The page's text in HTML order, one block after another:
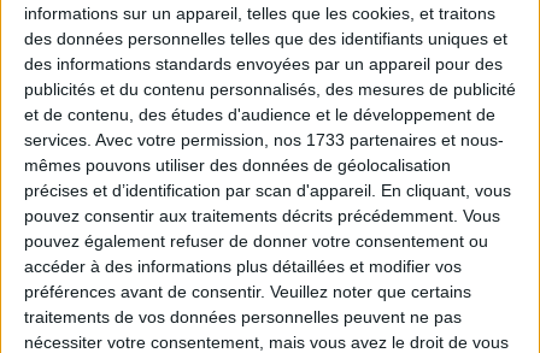
informations sur un appareil, telles que les cookies, et traitons
des données personnelles telles que des identifiants uniques et
des informations standards envoyées par un appareil pour des
publicités et du contenu personnalisés, des mesures de publicité
et de contenu, des études d'audience et le développement de
services. Avec votre permission, nos 1733 partenaires et nous-
mêmes pouvons utiliser des données de géolocalisation
précises et d’identification par scan d'appareil. En cliquant, vous
pouvez consentir aux traitements décrits précédemment. Vous
pouvez également refuser de donner votre consentement ou
accéder à des informations plus détaillées et modifier vos
préférences avant de consentir. Veuillez noter que certains
traitements de vos données personnelles peuvent ne pas
nécessiter votre consentement, mais vous avez le droit de vous
Cercle tête diamètre 18cm
Prix
5,40 €